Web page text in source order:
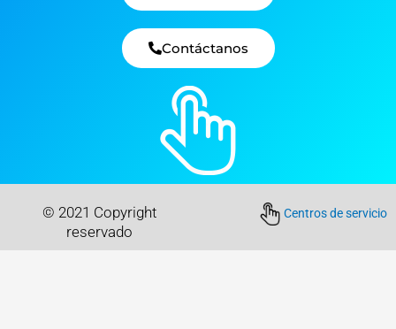
Contáctanos
© 2021 Copyright
reservado
Centros de servicio